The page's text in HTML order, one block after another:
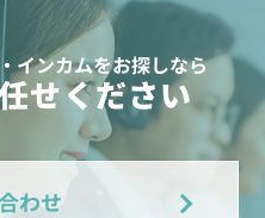
インカムをお探しなら
せください
わせ